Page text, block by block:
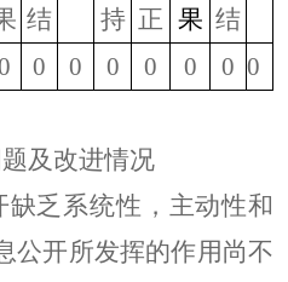
结
持 正 果 结
0 0 0 0 0 0 0
及改进情况
乏系统性，主动性和
公开所发挥的作用尚不